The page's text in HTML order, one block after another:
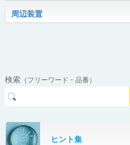
パレットコンベヤ
OKベルコン（スタンダードタ
バラピッキングロボットシステム
ロボットパレタイザAi1800Ⅱ
ビジョンデパレタイズシステム
PHC80L
伸縮ベルトコンベヤ
ミニパーフェ® / VCS-Z
パーフェクトベヤー® / PV（スチー
製）
パーフェクトベヤー® / AP（アルミ
タテコン® / TC
周辺装置
オリプナー
高速転換機
検索 （フリーワード・品番）
ヒント集